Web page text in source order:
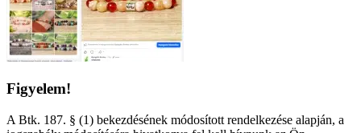
Figyelem!
A Btk. 187. § (1) bekezdésének módosított rendelkezése alapján, a